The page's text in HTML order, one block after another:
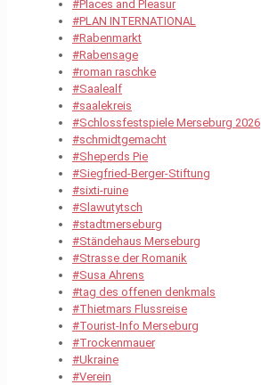
#Places and Pleasur
#PLAN INTERNATIONAL
#Rabenmarkt
#Rabensage
#roman raschke
#Saalealf
#saalekreis
#Schlossfestspiele Merseburg 2026
#schmidtgemacht
#Sheperds Pie
#Siegfried-Berger-Stiftung
#sixti-ruine
#Slawutytsch
#stadtmerseburg
#Ständehaus Merseburg
#Strasse der Romanik
#Susa Ahrens
#tag des offenen denkmals
#Thietmars Flussreise
#Tourist-Info Merseburg
#Trockenmauer
#Ukraine
#Verein